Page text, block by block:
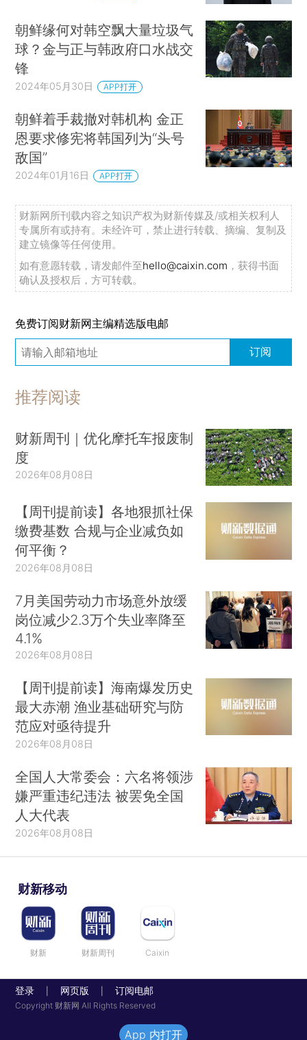
朝鲜缘何对韩空飘大量垃圾气
球？金与正与韩政府口水战交
锋
2024年05月30日 APP打开
朝鲜着手裁撤对韩机构 金正
恩要求修宪将韩国列为“头号
敌国”
2024年01月16日 APP打开
财新网所刊载内容之知识产权为财新传媒及/或相关权利人
专属所有或持有。未经许可，禁止进行转载、摘编、复制及
建立镜像等任何使用。
如有意愿转载，请发邮件至hello@caixin.com ，获得书面
确认及授权后，方可转载。
免费订阅财新网主编精选版电邮
订阅
推荐阅读
财新周刊｜优化摩托车报废制
度
2026年08月08日
【周刊提前读】各地狠抓社保
缴费基数 合规与企业减负如
何平衡？
2026年08月08日
7月美国劳动力市场意外放缓
岗位减少2.3万个失业率降至
4.1%
2026年08月08日
【周刊提前读】海南爆发历史
最大赤潮 渔业基础研究与防
范应对亟待提升
2026年08月08日
全国人大常委会：六名将领涉
嫌严重违纪违法 被罢免全国
人大代表
2026年08月08日
财新移动
财新 财新周刊 Caixin
登录 网页版 订阅电邮
Copyright 财新网 All Rights Reserved
App 内打开